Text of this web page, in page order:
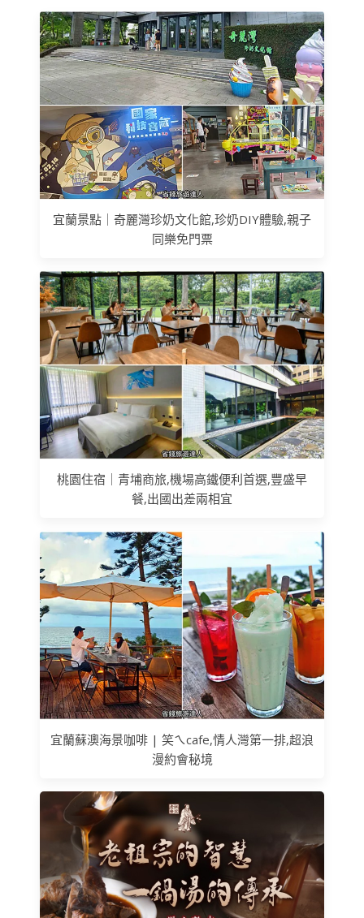
宜蘭景點｜奇麗灣珍奶文化館,珍奶DIY體驗,親子
同樂免門票
桃園住宿｜青埔商旅,機場高鐵便利首選,豐盛早
餐,出國出差兩相宜
宜蘭蘇澳海景咖啡 | 笑ㄟcafe,情人灣第一排,超浪
漫約會秘境